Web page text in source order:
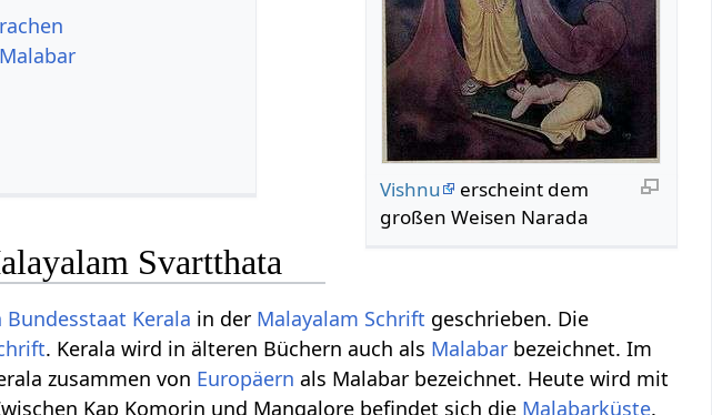
Vishnu
erscheint dem
großen Weisen Narada
Svartthata
Bundesstaat Kerala in der Malayalam Schrift geschrieben. Die
. Kerala wird in älteren Büchern auch als Malabar bezeichnet. Im
zusammen von Europäern als Malabar bezeichnet. Heute wird mit
Kap Komorin und Mangalore befindet sich die Malabarküste.